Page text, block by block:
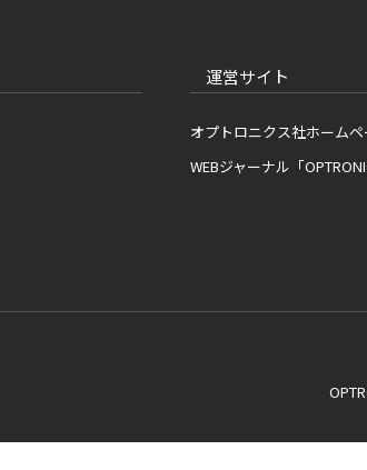
運営サイト
オプトロニクス社ホームペ
WEBジャーナル「